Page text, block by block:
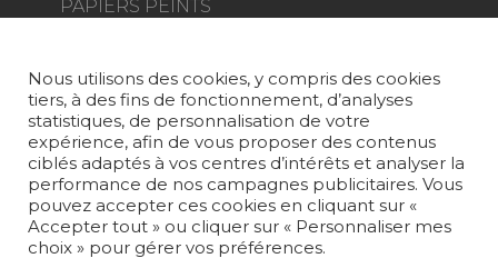
PAPIERS PEINTS
MOBILIER
PROJETS
SUR-MESURE
MAGAZINE
LA MAISON
Nous utilisons des cookies, y compris des cookies
tiers, à des fins de fonctionnement, d’analyses
statistiques, de personnalisation de votre
expérience, afin de vous proposer des contenus
ciblés adaptés à vos centres d’intérêts et analyser la
performance de nos campagnes publicitaires. Vous
pouvez accepter ces cookies en cliquant sur «
Accepter tout » ou cliquer sur « Personnaliser mes
choix » pour gérer vos préférences.